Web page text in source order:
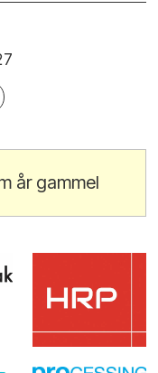
år gammel